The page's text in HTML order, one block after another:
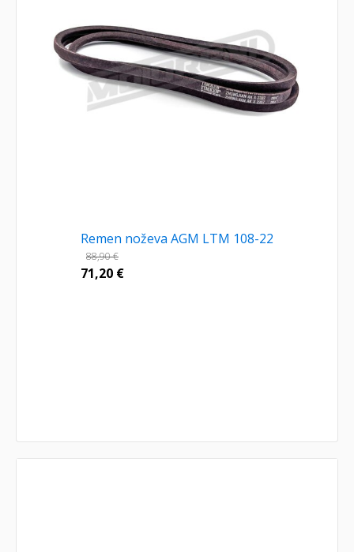
Remen noževa AGM LTM 108-22
88,90€
71,20 €